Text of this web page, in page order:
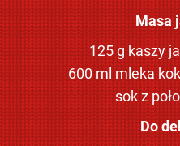
Masa
125 g kaszy
600 ml mleka
sok z
Do